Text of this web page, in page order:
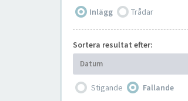
Inlägg
Trådar
Sortera resultat efter:
Datum
Stigande Fallande